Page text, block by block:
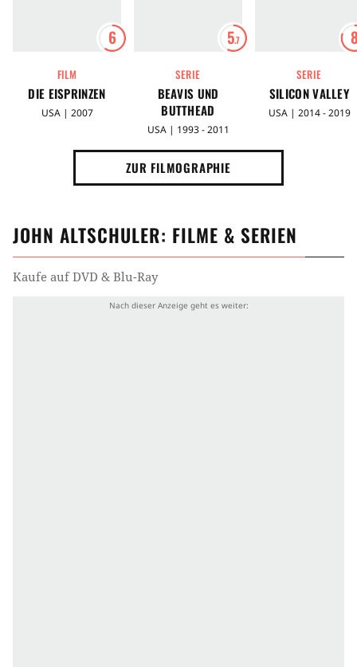
6
FILM
DIE EISPRINZEN
USA | 2007
5.7
SERIE
BEAVIS UND
BUTTHEAD
USA | 1993 - 2011
SERIE
SILICON VALLEY
USA | 2014 - 2019
ZUR FILMOGRAPHIE
JOHN ALTSCHULER: FILME & SERIEN
Kaufe auf DVD & Blu-Ray